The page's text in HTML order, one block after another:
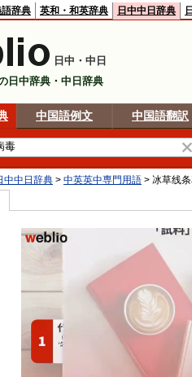
辞典 英和・和英辞典 日中中日辞典
日中・中日
日中辞典・中日辞典
中国語例文 中国語翻訳
中中日辞典 > 中英英中専門用語 > 冰草线